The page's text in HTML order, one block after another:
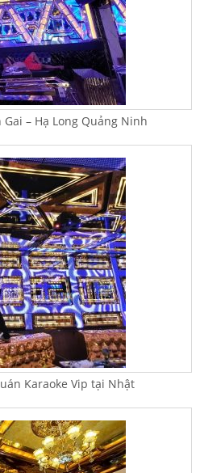
– Hạ Long Quảng Ninh
Karaoke Vip tại Nhật